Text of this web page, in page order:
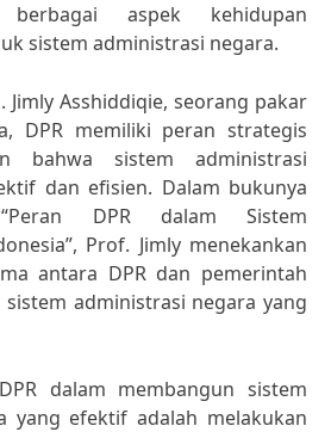
aspek kehidupan
sistem administrasi negara.
Jimly Asshiddiqie, seorang pakar
DPR memiliki peran strategis
bahwa sistem administrasi
dan efisien. Dalam bukunya
DPR dalam Sistem
Prof. Jimly menekankan
antara DPR dan pemerintah
administrasi negara yang
dalam membangun sistem
yang efektif adalah melakukan